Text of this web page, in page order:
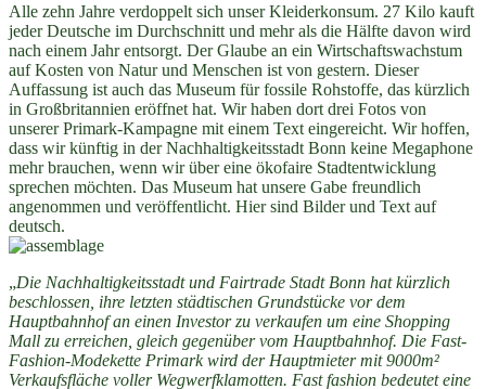
Alle zehn Jahre verdoppelt sich unser Kleiderkonsum. 27 Kilo kauft
jeder Deutsche im Durchschnitt und mehr als die Hälfte davon wird
nach einem Jahr entsorgt. Der Glaube an ein Wirtschaftswachstum
auf Kosten von Natur und Menschen ist von gestern. Dieser
Auffassung ist auch das Museum für fossile Rohstoffe, das kürzlich
in Großbritannien eröffnet hat. Wir haben dort drei Fotos von
unserer Primark-Kampagne mit einem Text eingereicht. Wir hoffen,
dass wir künftig in der Nachhaltigkeitsstadt Bonn keine Megaphone
mehr brauchen, wenn wir über eine ökofaire Stadtentwicklung
sprechen möchten. Das Museum hat unsere Gabe freundlich
angenommen und veröffentlicht. Hier sind Bilder und Text auf
deutsch.
„Die Nachhaltigkeitsstadt und Fairtrade Stadt Bonn hat kürzlich
beschlossen, ihre letzten städtischen Grundstücke vor dem
Hauptbahnhof an einen Investor zu verkaufen um eine Shopping
Mall zu erreichen, gleich gegenüber vom Hauptbahnhof. Die Fast-
Fashion-Modekette Primark wird der Hauptmieter mit9000m²
Verkaufsfläche voller Wegwerfklamotten. Fast fashion bedeutet eine